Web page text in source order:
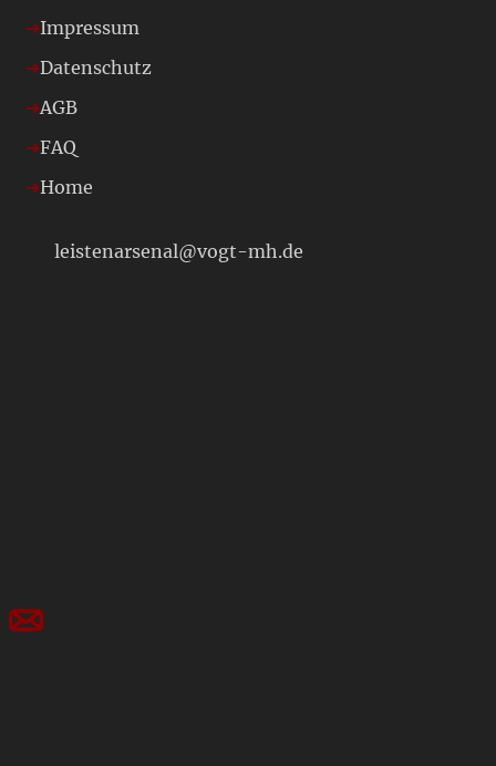
Impressum
Datenschutz
AGB
FAQ
Home
leistenarsenal@vogt-mh.de